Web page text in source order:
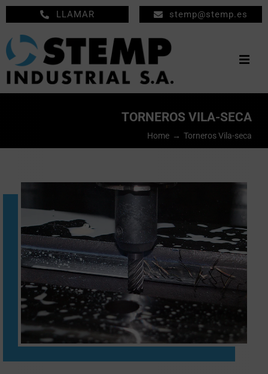
Saltar
al
contenido
LLAMAR stemp@stemp.es
EMPRESA
PRODUCTOS
NOTICIAS
CONTACTO
TORNEROS VILA-SECA
Home Torneros Vila-seca